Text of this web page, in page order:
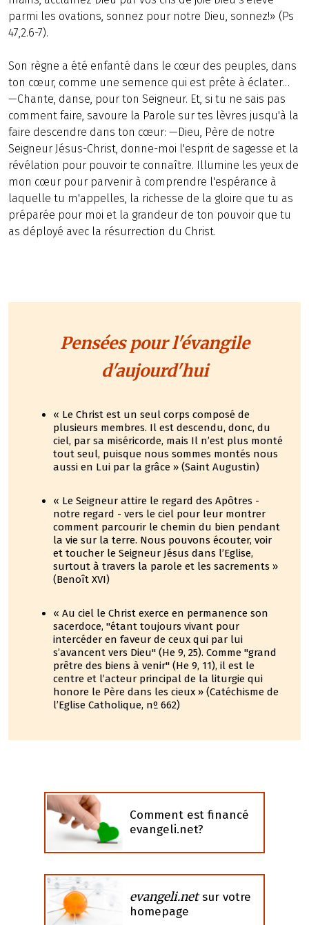
parmi les ovations, sonnez pour notre Dieu, sonnez!» (Ps
47,2.6-7).
Son règne a été enfanté dans le cœur des peuples, dans
ton cœur, comme une semence qui est prête à éclater…
—Chante, danse, pour ton Seigneur. Et, si tu ne sais pas
comment faire, savoure la Parole sur tes lèvres jusqu'à la
faire descendre dans ton cœur: —Dieu, Père de notre
Seigneur Jésus-Christ, donne-moi l'esprit de sagesse et la
révélation pour pouvoir te connaître. Illumine les yeux de
mon cœur pour parvenir à comprendre l'espérance à
laquelle tu m'appelles, la richesse de la gloire que tu as
préparée pour moi et la grandeur de ton pouvoir que tu
as déployé avec la résurrection du Christ.
Pensées pour l'évangile
d'aujourd'hui
« Le Christ est un seul corps composé de
plusieurs membres. Il est descendu, donc, du
ciel, par sa miséricorde, mais Il n’est plus monté
tout seul, puisque nous sommes montés nous
aussi en Lui par la grâce » (Saint Augustin)
« Le Seigneur attire le regard des Apôtres -
notre regard - vers le ciel pour leur montrer
comment parcourir le chemin du bien pendant
la vie sur la terre. Nous pouvons écouter, voir
et toucher le Seigneur Jésus dans l’Eglise,
surtout à travers la parole et les sacrements »
(Benoît XVI)
« Au ciel le Christ exerce en permanence son
sacerdoce, "étant toujours vivant pour
intercéder en faveur de ceux qui par lui
s’avancent vers Dieu" (He 9, 25). Comme "grand
prêtre des biens à venir" (He 9, 11), il est le
centre et l’acteur principal de la liturgie qui
honore le Père dans les cieux » (Catéchisme de
l’Eglise Catholique, nº 662)
Comment est financé
evangeli.net?
evangeli.netsur votre
homepage